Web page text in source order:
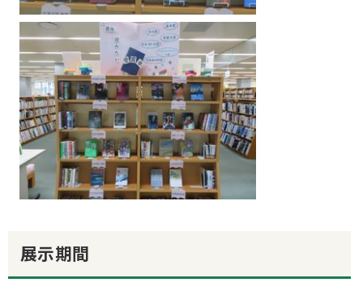
展示期間